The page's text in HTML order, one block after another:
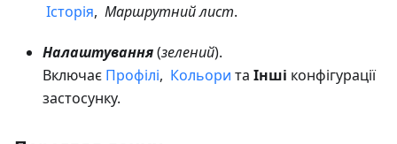
Історія, Маршрутний лист.
Налаштування(зелений).
Включає Профілі, Кольори та Інші конфігурації
застосунку.